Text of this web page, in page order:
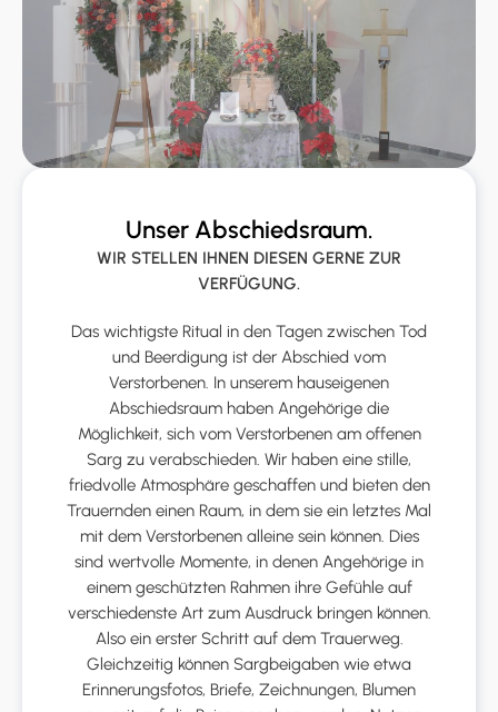
Unser Abschiedsraum.
WIR STELLEN IHNEN DIESEN GERNE ZUR
VERFÜGUNG.
Das wichtigste Ritual in den Tagen zwischen Tod
und Beerdigung ist der Abschied vom
Verstorbenen. In unserem hauseigenen
Abschiedsraum haben Angehörige die
Möglichkeit, sich vom Verstorbenen am offenen
Sarg zu verabschieden. Wir haben eine stille,
friedvolle Atmosphäre geschaffen und bieten den
Trauernden einen Raum, in dem sie ein letztes Mal
mit dem Verstorbenen alleine sein können. Dies
sind wertvolle Momente, in denen Angehörige in
einem geschützten Rahmen ihre Gefühle auf
verschiedenste Art zum Ausdruck bringen können.
Also ein erster Schritt auf dem Trauerweg.
Gleichzeitig können Sargbeigaben wie etwa
Erinnerungsfotos, Briefe, Zeichnungen, Blumen